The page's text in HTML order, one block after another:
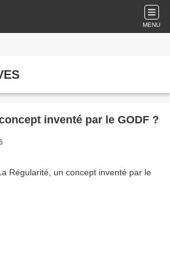
MENU
inventé par le GODF ?